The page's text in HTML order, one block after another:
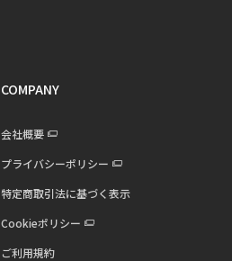
COMPANY
会社概要
プライバシーポリシー
特定商取引法に基づく表示
Cookieポリシー
ご利用規約